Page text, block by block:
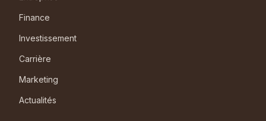
Finance
Investissement
Carrière
Marketing
Actualités